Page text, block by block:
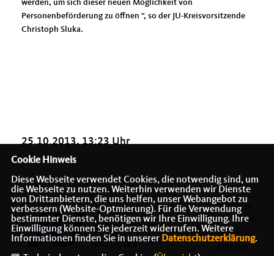
werden, um sich dieser neuen Möglichkeit von
Personenbeförderung zu öffnen “, so der JU-Kreisvorsitzende
Christoph Sluka.
25.10.2013, 13:23 Uhr
Webseite
der Jungen
Union
Cookie Hinweis
Diese Webseite verwendet Cookies, die notwendig sind, um
die Webseite zu nutzen. Weiterhin verwenden wir Dienste
von Drittanbietern, die uns helfen, unser Webangebot zu
verbessern (Website-Optmierung). Für die Verwendung
bestimmter Dienste, benötigen wir Ihre Einwilligung. Ihre
Einwilligung können Sie jederzeit widerrufen. Weitere
Informationen finden Sie in unserer Datenschutzerklärung.